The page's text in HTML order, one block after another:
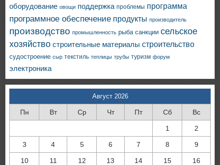
оборудование овощи поддержка проблемы программа
программное обеспечение продукты производитель
производство промышленность рыба санкции сельское
хозяйство строительные материалы строительство
судостроение сыр текстиль теплицы трубы туризм форум
электроника
Август 2026
Пн Вт Ср Чт Пт Сб Вс
1 2
3 4 5 6 7 8 9
10 11 12 13 14 15 16